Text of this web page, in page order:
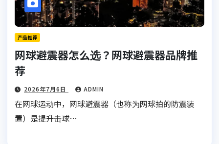
产品推荐
网球避震器怎么选？网球避震器品牌推
荐
2026年7月6日 ADMIN
在网球运动中，网球避震器（也称为网球拍的防震装
置）是提升击球…